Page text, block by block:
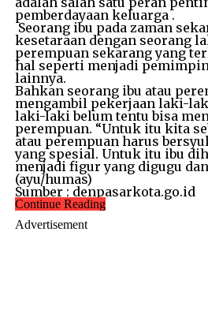
pemberdayaan keluarga .
Seorang ibu pada zaman
kesetaraan dengan seorang
perempuan sekarang yang
hal seperti menjadi
lainnya.
Bahkan seorang ibu atau
mengambil pekerjaan laki-
laki-laki belum tentu bisa
perempuan. “Untuk itu kita
atau perempuan harus
yang spesial. Untuk itu ibu
menjadi figur yang digugu
(ayu/humas)
Sumber : denpasarkota.go.id
Continue Reading
Advertisement